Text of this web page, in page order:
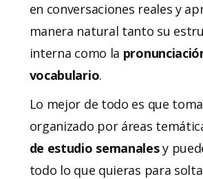
en conversaciones reales y
manera natural tanto su
interna como la
vocabulario.
Lo mejor de todo es que
organizado por áreas
de estudio semanalesy
todo lo que quieras para